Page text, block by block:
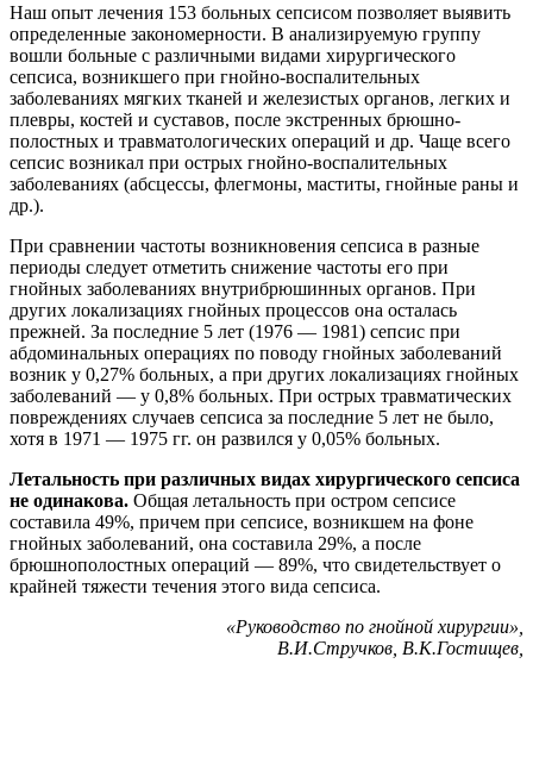
Наш опыт лечения 153 больных сепсисом позволяет выявить
определенные закономерности. В анализируемую группу
вошли больные с различными видами хирургического
сепсиса, возникшего при гнойно-воспалительных
заболеваниях мягких тканей и железистых органов, легких и
плевры, костей и суставов, после экстренных брюшно-
полостных и травматологических операций и др. Чаще всего
сепсис возникал при острых гнойно-воспалительных
заболеваниях (абсцессы, флегмоны, маститы, гнойные раны и
др.).
При сравнении частоты возникновения сепсиса в разные
периоды следует отметить снижение частоты его при
гнойных заболеваниях внутрибрюшинных органов. При
других локализациях гнойных процессов она осталась
прежней. За последние 5 лет (1976 — 1981) сепсис при
абдоминальных операциях по поводу гнойных заболеваний
возник у 0,27% больных, а при других локализациях гнойных
заболеваний — у 0,8% больных. При острых травматических
повреждениях случаев сепсиса за последние 5 лет не было,
хотя в 1971 — 1975 гг. он развился у 0,05% больных.
Летальность при различных видах хирургического сепсиса
не одинакова. Общая летальность при остром сепсисе
составила 49%, причем при сепсисе, возникшем на фоне
гнойных заболеваний, она составила 29%, а после
брюшнополостных операций — 89%, что свидетельствует о
крайней тяжести течения этого вида сепсиса.
«Руководство по гнойной хирургии»,
В.И.Стручков, В.К.Гостищев,